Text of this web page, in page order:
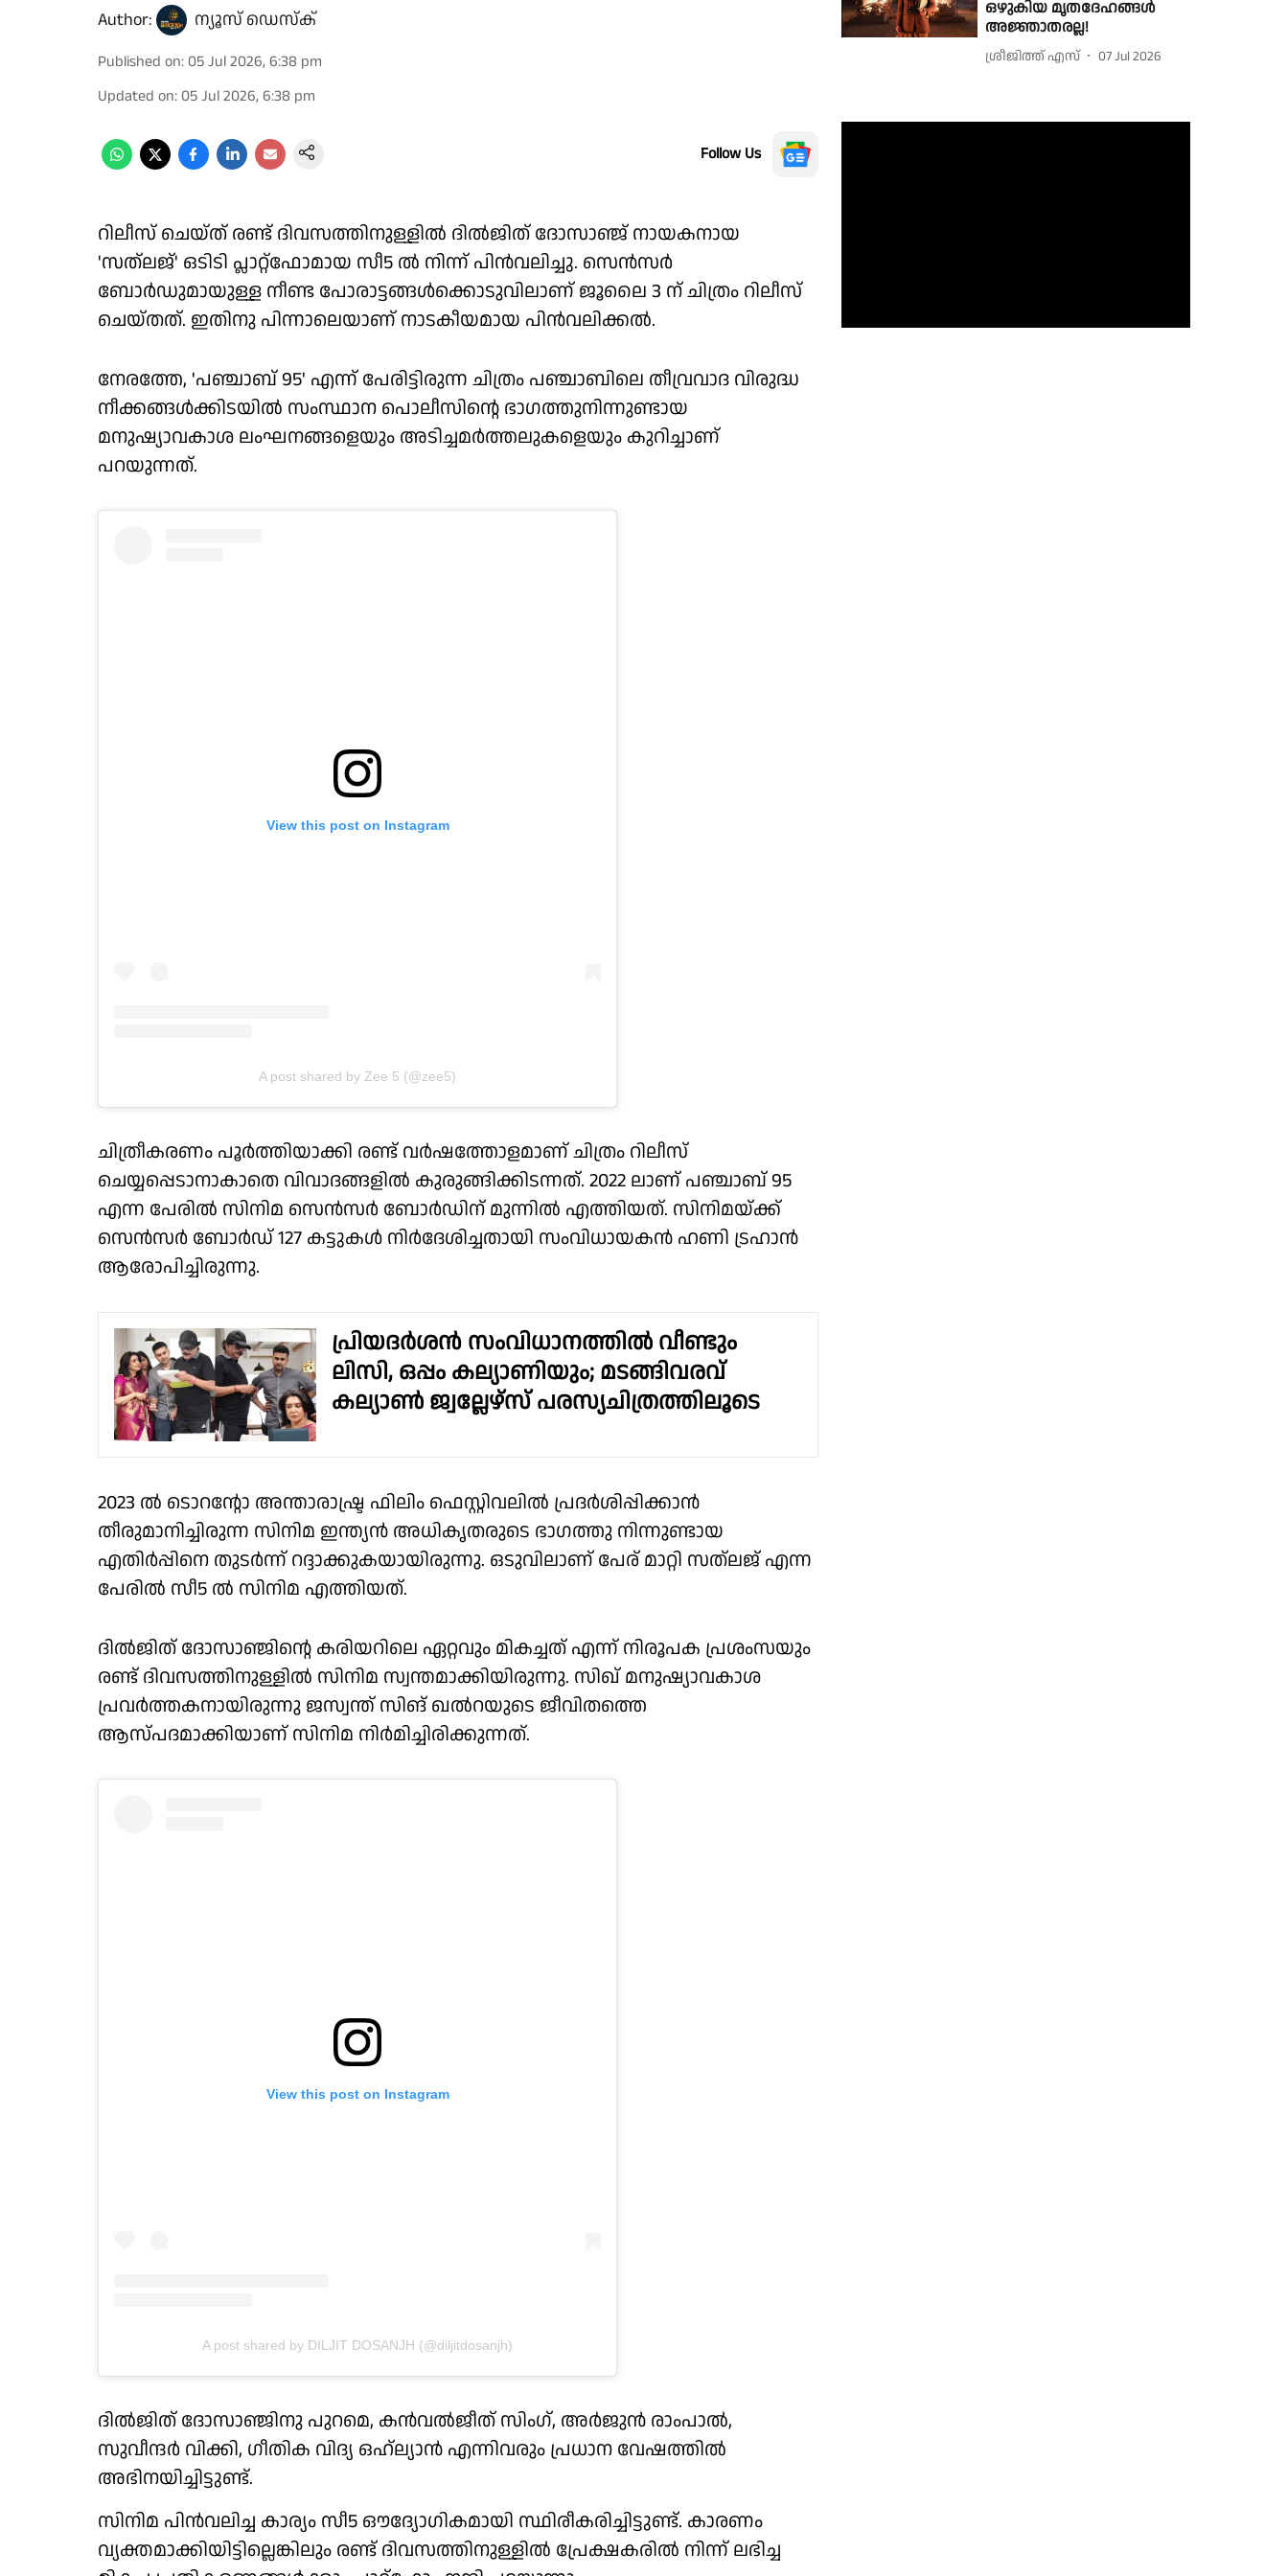
Author: ന്യൂസ് ഡെസ്ക്
Published on: 05 Jul 2026, 6:38 pm
Updated on: 05 Jul 2026, 6:38 pm
Follow Us
റിലീസ് ചെയ്ത് രണ്ട് ദിവസത്തിനുള്ളില്‍ ദില്‍ജിത് ദോസാഞ്ജ് നായകനായ
'സത്‌ലജ്' ഒടിടി പ്ലാറ്റ്‌ഫോമായ സീ5 ല്‍ നിന്ന് പിന്‍വലിച്ചു. സെന്‍സര്‍
ബോര്‍ഡുമായുള്ള നീണ്ട പോരാട്ടങ്ങള്‍ക്കൊടുവിലാണ് ജൂലൈ 3 ന് ചിത്രം റിലീസ്
ചെയ്തത്. ഇതിനു പിന്നാലെയാണ് നാടകീയമായ പിന്‍വലിക്കല്‍.
നേരത്തേ, 'പഞ്ചാബ് 95' എന്ന് പേരിട്ടിരുന്ന ചിത്രം പഞ്ചാബിലെ തീവ്രവാദ വിരുദ്ധ
നീക്കങ്ങള്‍ക്കിടയില്‍ സംസ്ഥാന പൊലീസിന്റെ ഭാഗത്തുനിന്നുണ്ടായ
മനുഷ്യാവകാശ ലംഘനങ്ങളെയും അടിച്ചമര്‍ത്തലുകളെയും കുറിച്ചാണ്
പറയുന്നത്.
View this post on Instagram
A post shared by Zee 5 (@zee5)
ചിത്രീകരണം പൂര്‍ത്തിയാക്കി രണ്ട് വര്‍ഷത്തോളമാണ് ചിത്രം റിലീസ്
ചെയ്യപ്പെടാനാകാതെ വിവാദങ്ങളില്‍ കുരുങ്ങിക്കിടന്നത്. 2022 ലാണ് പഞ്ചാബ് 95
എന്ന പേരില്‍ സിനിമ സെന്‍സര്‍ ബോര്‍ഡിന് മുന്നില്‍ എത്തിയത്. സിനിമയ്ക്ക്
സെന്‍സര്‍ ബോര്‍ഡ് 127 കട്ടുകള്‍ നിര്‍ദേശിച്ചതായി സംവിധായകന്‍ ഹണി ട്രഹാന്‍
ആരോപിച്ചിരുന്നു.
പ്രിയദർശൻ സംവിധാനത്തിൽ വീണ്ടും
ലിസി, ഒപ്പം കല്യാണിയും; മടങ്ങിവരവ്
കല്യാൺ ജ്വല്ലേഴ്സ് പരസ്യചിത്രത്തിലൂടെ
2023 ല്‍ ടൊറന്റോ അന്താരാഷ്ട്ര ഫിലിം ഫെസ്റ്റിവലില്‍ പ്രദര്‍ശിപ്പിക്കാന്‍
തീരുമാനിച്ചിരുന്ന സിനിമ ഇന്ത്യന്‍ അധികൃതരുടെ ഭാഗത്തു നിന്നുണ്ടായ
എതിര്‍പ്പിനെ തുടര്‍ന്ന് റദ്ദാക്കുകയായിരുന്നു. ഒടുവിലാണ് പേര് മാറ്റി സത്‌ലജ് എന്ന
പേരില്‍ സീ5 ല്‍ സിനിമ എത്തിയത്.
ദില്‍ജിത് ദോസാഞ്ജിന്റെ കരിയറിലെ ഏറ്റവും മികച്ചത് എന്ന് നിരൂപക പ്രശംസയും
രണ്ട് ദിവസത്തിനുള്ളില്‍ സിനിമ സ്വന്തമാക്കിയിരുന്നു. സിഖ് മനുഷ്യാവകാശ
പ്രവര്‍ത്തകനായിരുന്നു ജസ്വന്ത് സിങ് ഖല്‍റയുടെ ജീവിതത്തെ
ആസ്പദമാക്കിയാണ് സിനിമ നിര്‍മിച്ചിരിക്കുന്നത്.
View this post on Instagram
A post shared by DILJIT DOSANJH (@diljitdosanjh)
ദില്‍ജിത് ദോസാഞ്ജിനു പുറമെ, കന്‍വല്‍ജീത് സിംഗ്, അര്‍ജുന്‍ രാംപാല്‍,
സുവീന്ദര്‍ വിക്കി, ഗീതിക വിദ്യ ഒഹ്ല്യാന്‍ എന്നിവരും പ്രധാന വേഷത്തില്‍
അഭിനയിച്ചിട്ടുണ്ട്.
സിനിമ പിന്‍വലിച്ച കാര്യം സീ5 ഔദ്യോഗികമായി സ്ഥിരീകരിച്ചിട്ടുണ്ട്. കാരണം
വ്യക്തമാക്കിയിട്ടില്ലെങ്കിലും രണ്ട് ദിവസത്തിനുള്ളില്‍ പ്രേക്ഷകരില്‍ നിന്ന് ലഭിച്ച
ഒഴുകിയ മൃതദേഹങ്ങൾ
അജ്ഞാതരല്ല!
ശ്രീജിത്ത് എസ് 07 Jul 2026